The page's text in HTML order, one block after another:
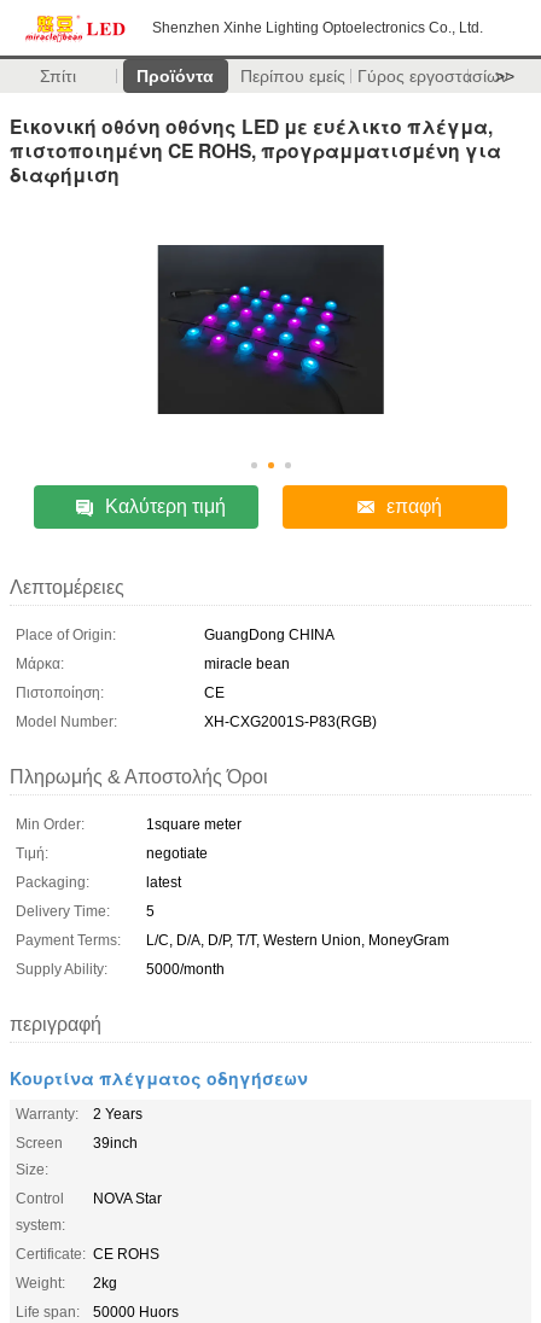
Shenzhen Xinhe Lighting Optoelectronics Co., Ltd.
Σπίτι Προϊόντα Περίπου εμείς Γύρος εργοστασίων
>>
Εικονική οθόνη οθόνης LED με ευέλικτο πλέγμα,
πιστοποιημένη CE ROHS, προγραμματισμένη για
διαφήμιση
Καλύτερη τιμή επαφή
Λεπτομέρειες
Place of Origin:
GuangDong CHINA
Μάρκα:
miracle bean
Πιστοποίηση:
CE
Model Number:
XH-CXG2001S-P83(RGB)
Πληρωμής & Αποστολής Όροι
Min Order:
1square meter
Τιμή:
negotiate
Packaging:
latest
Delivery Time:
5
Payment Terms:
L/C, D/A, D/P, T/T, Western Union, MoneyGram
Supply Ability:
5000/month
περιγραφή
Κουρτίνα πλέγματος οδηγήσεων
Warranty:
2 Years
Screen
Size:
39inch
Control
system:
NOVA Star
Certificate: CE ROHS
Weight:
2kg
Life span:
50000 Huors